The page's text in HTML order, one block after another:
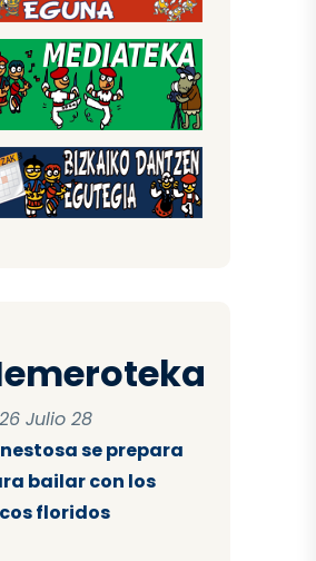
Julio 28
se prepara
bailar con los
floridos